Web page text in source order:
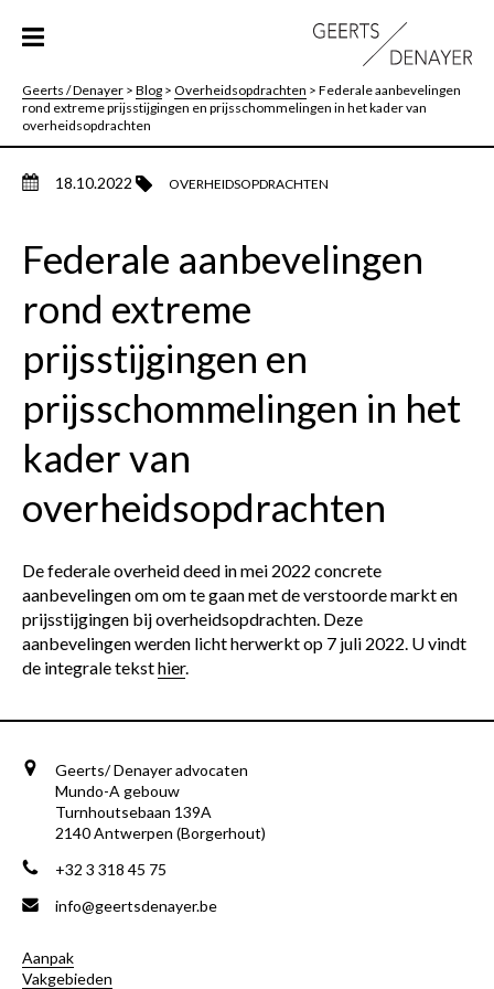
Geerts / Denayer > Blog > Overheidsopdrachten > Federale aanbevelingen
rond extreme prijsstijgingen en prijsschommelingen in het kader van
overheidsopdrachten
18.10.2022 OVERHEIDSOPDRACHTEN
Federale aanbevelingen
rond extreme
prijsstijgingen en
prijsschommelingen in het
kader van
overheidsopdrachten
De federale overheid deed in mei 2022 concrete
aanbevelingen om om te gaan met de verstoorde markt en
prijsstijgingen bij overheidsopdrachten. Deze
aanbevelingen werden licht herwerkt op 7 juli 2022. U vindt
de integrale teksthier.
Geerts/ Denayer advocaten
Mundo-A gebouw
Turnhoutsebaan 139A
2140 Antwerpen (Borgerhout)
+32 3 318 45 75
info@geertsdenayer.be
Aanpak
Vakgebieden